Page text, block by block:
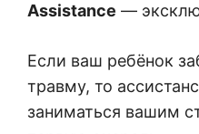
Assistance —
Если ваш ребёнок
травму, то
заниматься вашим